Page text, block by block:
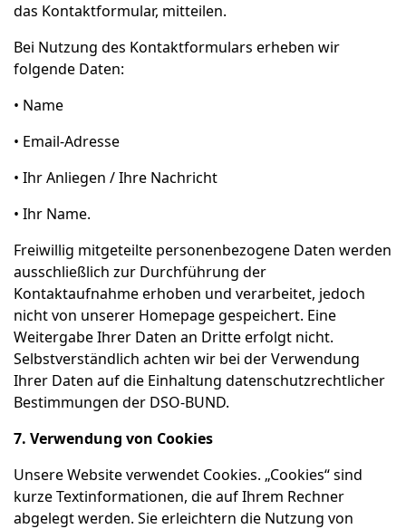
das Kontaktformular, mitteilen.
Bei Nutzung des Kontaktformulars erheben wir
folgende Daten:
• Name
• Email-Adresse
• Ihr Anliegen / Ihre Nachricht
• Ihr Name.
Freiwillig mitgeteilte personenbezogene Daten werden
ausschließlich zur Durchführung der
Kontaktaufnahme erhoben und verarbeitet, jedoch
nicht von unserer Homepage gespeichert. Eine
Weitergabe Ihrer Daten an Dritte erfolgt nicht.
Selbstverständlich achten wir bei der Verwendung
Ihrer Daten auf die Einhaltung datenschutzrechtlicher
Bestimmungen der DSO-BUND.
7. Verwendung von Cookies
Unsere Website verwendet Cookies. „Cookies“ sind
kurze Textinformationen, die auf Ihrem Rechner
abgelegt werden. Sie erleichtern die Nutzung von